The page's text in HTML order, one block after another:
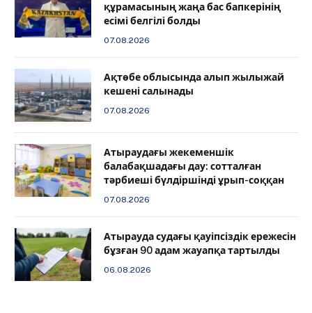
құрамасының жаңа бас бапкерінің
есімі белгілі болды
07.08.2026
Ақтөбе облысында алып жылыжай
кешені салынады
07.08.2026
Атыраудағы жекеменшік
балабақшадағы дау: сотталған
тәрбиеші бүлдіршінді ұрып-соққан
07.08.2026
Атырауда судағы қауіпсіздік ережесін
бұзған 90 адам жауапқа тартылды
06.08.2026